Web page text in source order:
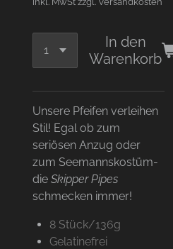
In den
Warenkorb
Unsere Pfeifen verleihen
Stil! Egal ob zum
seriösen Anzug oder
zum Seemannskostüm-
die Skipper Pipes
schmecken immer!
8 Stück/136g
Gelatinefrei